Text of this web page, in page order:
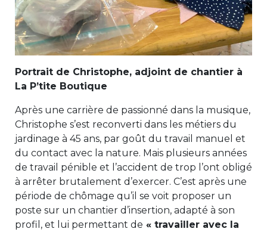
Portrait de Christophe, adjoint de chantier à
La P’tite Boutique
Après une carrière de passionné dans la musique,
Christophe s’est reconverti dans les métiers du
jardinage à 45 ans, par goût du travail manuel et
du contact avec la nature. Mais plusieurs années
de travail pénible et l’accident de trop l’ont obligé
à arrêter brutalement d’exercer. C’est après une
période de chômage qu’il se voit proposer un
poste sur un chantier d’insertion, adapté à son
profil, et lui permettant de « travailler avec la